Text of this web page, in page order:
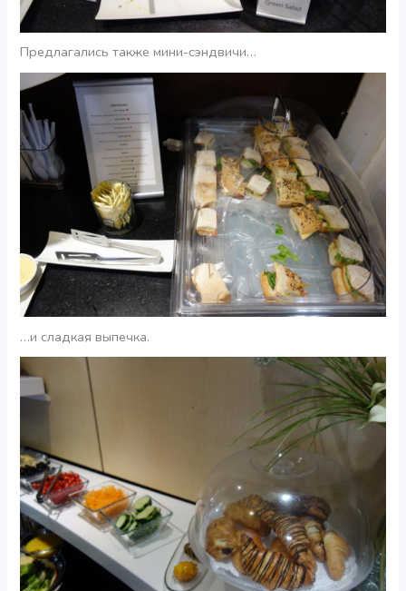
Предлагались также мини-сэндвичи…
…и сладкая выпечка.